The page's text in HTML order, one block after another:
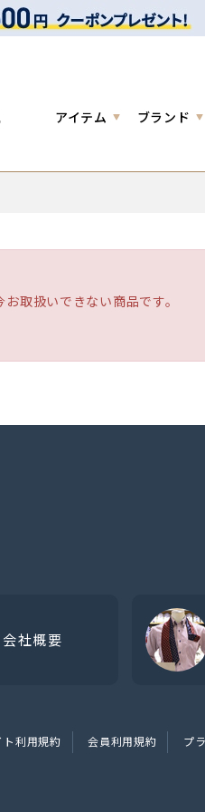
アイテム ブランド
取扱いできない商品です。
会社概要
ト利用規約 会員利用規約 プ